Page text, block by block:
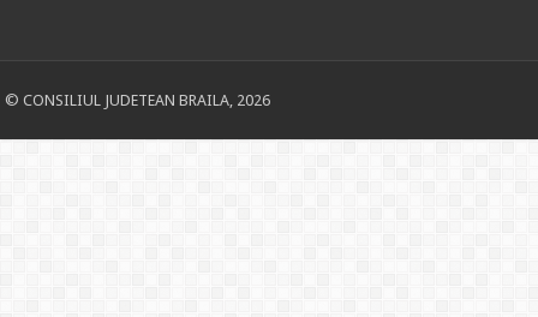
© CONSILIUL JUDETEAN BRAILA, 2026